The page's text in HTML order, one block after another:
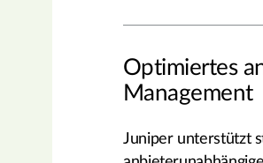
Optimiertes
Management
Juniper unterstützt